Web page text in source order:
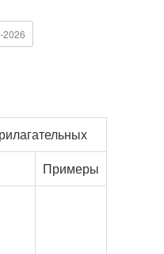
2026
Примеры